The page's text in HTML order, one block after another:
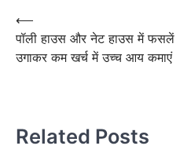
navigation
Post
navigation
⟵
पॉली हाउस और नेट हाउस में फसलें
उगाकर कम खर्च में उच्च आय कमाएं
Related Posts